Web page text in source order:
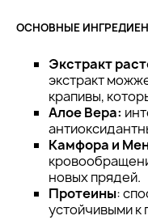
ОСНОВНЫЕ
Экстракт
экстракт
крапивы,
Алое Вера:
Камфора и
новых прядей.
Протеины:
устойчивыми